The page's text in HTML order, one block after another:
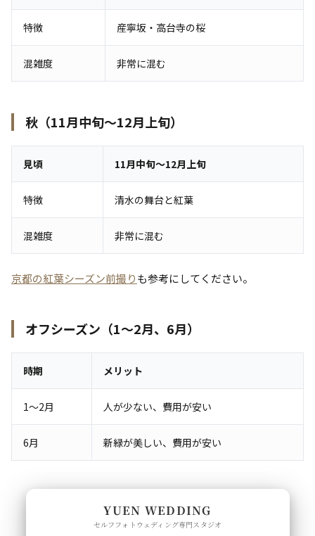
特徴 産寧坂・高台寺の桜
混雑度 非常に混む
秋（11月中旬〜12月上旬）
見頃 11月中旬〜12月上旬
特徴 清水の舞台と紅葉
混雑度 非常に混む
京都の紅葉シーズン前撮りも参考にしてください。
オフシーズン（1〜2月、6月）
時期 メリット
1〜2月 人が少ない、費用が安い
6月 新緑が美しい、費用が安い
YUEN WEDDING
セルフフォトウェディング専門スタジオ